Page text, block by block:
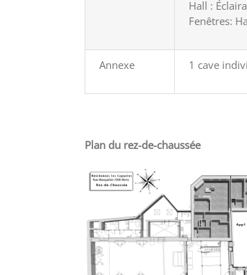
Hall :
Fenêtres:
Annexe 1 cave
Plan du rez-de-chaussée